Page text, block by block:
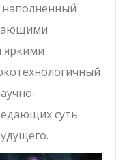
яркими
суть